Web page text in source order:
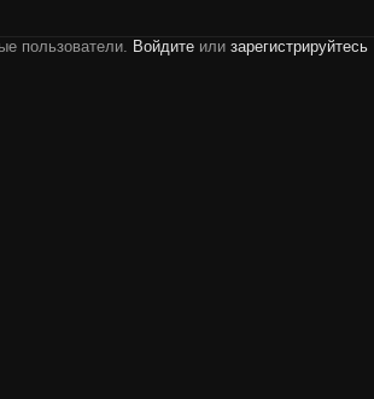
пользователи. Войдите или зарегистрируйтесь